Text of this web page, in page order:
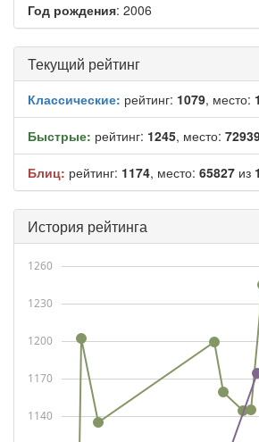
Год рождения: 2006
Текущий рейтинг
Классические: рейтинг: 1079, место:
Быстрые: рейтинг: 1245, место:
Блиц: рейтинг: 1174, место: 65827 из
История рейтинга
1140
1170
1200
1230
1260